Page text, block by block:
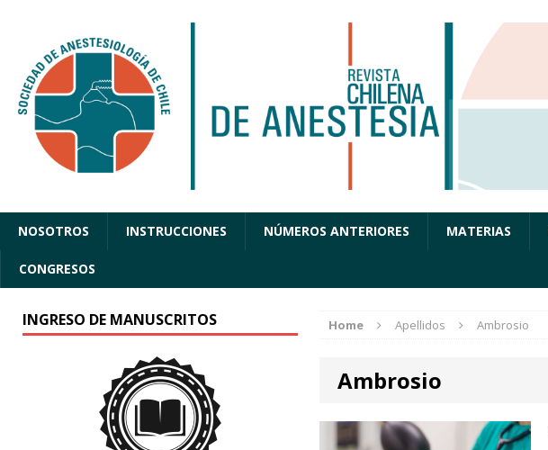
NOSOTROS INSTRUCCIONES NÚMEROS ANTERIORES MATERIAS
CONGRESOS
Home Apellidos Ambrosio
Ambrosio
INGRESO DE MANUSCRITOS